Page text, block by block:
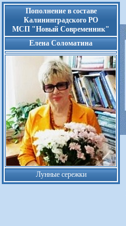
Пополнение в составе
Калининградского РО
МСП "Новый Современник"
Елена Соломатина
Лунные сережки